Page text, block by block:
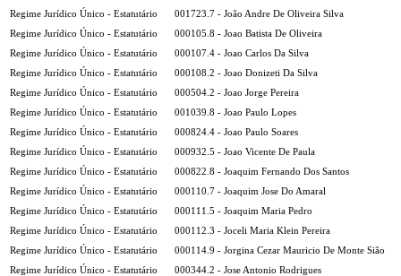
Regime Jurídico Único - Estatutário
001723.7 - João Andre De Oliveira Silva
Regime Jurídico Único - Estatutário
000105.8 - Joao Batista De Oliveira
Regime Jurídico Único - Estatutário
000107.4 - Joao Carlos Da Silva
Regime Jurídico Único - Estatutário
000108.2 - Joao Donizeti Da Silva
Regime Jurídico Único - Estatutário
000504.2 - Joao Jorge Pereira
Regime Jurídico Único - Estatutário
001039.8 - Joao Paulo Lopes
Regime Jurídico Único - Estatutário
000824.4 - Joao Paulo Soares
Regime Jurídico Único - Estatutário
000932.5 - Joao Vicente De Paula
Regime Jurídico Único - Estatutário
000822.8 - Joaquim Fernando Dos Santos
Regime Jurídico Único - Estatutário
000110.7 - Joaquim Jose Do Amaral
Regime Jurídico Único - Estatutário
000111.5 - Joaquim Maria Pedro
Regime Jurídico Único - Estatutário
000112.3 - Joceli Maria Klein Pereira
Regime Jurídico Único - Estatutário
000114.9 - Jorgina Cezar Mauricio De Monte Sião
Regime Jurídico Único - Estatutário
000344.2 - Jose Antonio Rodrigues